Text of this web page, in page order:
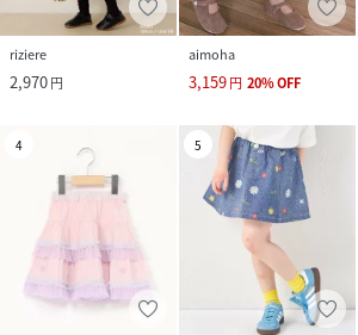
riziere
2,970円
aimoha
3,159円 20%OFF
4 5